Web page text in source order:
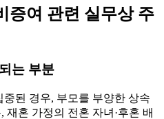
증여 관련 실무상 주
는 부분
된 경우, 부모를 부양한 상속
혼 가정의 전혼 자녀·후혼 배